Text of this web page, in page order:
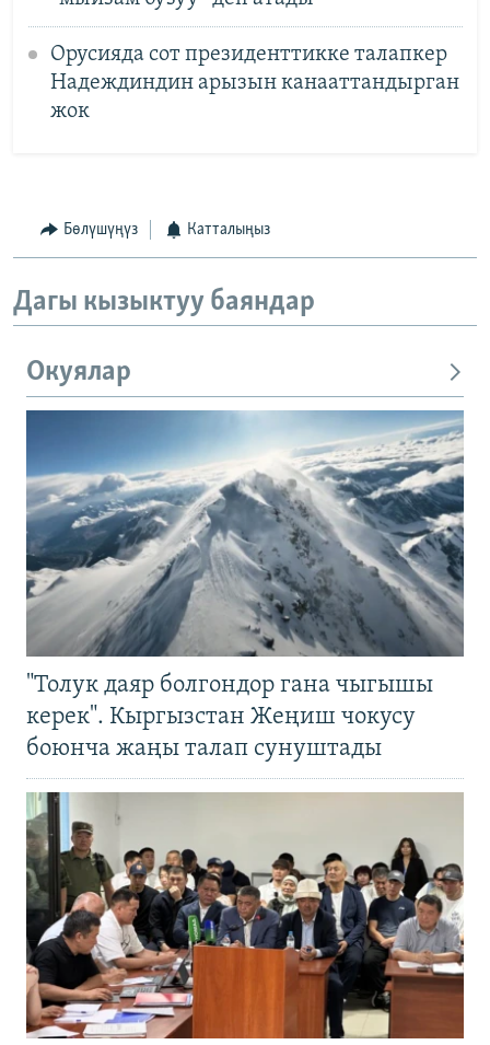
Орусияда сот президенттикке талапкер
Надеждиндин арызын канааттандырган
жок
Бөлүшүңүз Катталыңыз
Дагы кызыктуу баяндар
Окуялар
"Толук даяр болгондор гана чыгышы
керек". Кыргызстан Жеңиш чокусу
боюнча жаңы талап сунуштады